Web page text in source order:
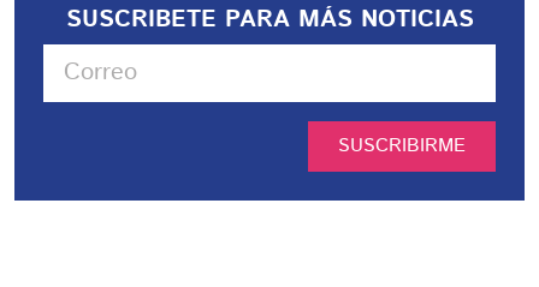
SUSCRIBETE PARA MÁS NOTICIAS
SUSCRIBIRME